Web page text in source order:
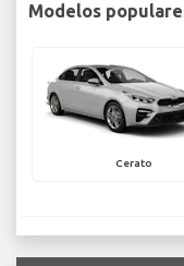
Modelos
Cerato